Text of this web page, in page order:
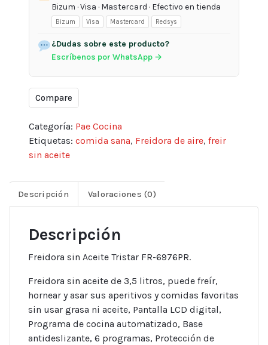
Bizum · Visa · Mastercard · Efectivo en tienda
Bizum Visa Mastercard Redsys
¿Dudas sobre este producto?
Escríbenos por WhatsApp →
Compare
Categoría: Pae Cocina
Etiquetas: comida sana, Freidora de aire, freir
sin aceite
Descripción Valoraciones (0)
Descripción
Freidora sin Aceite Tristar FR-6976PR.
Freidora sin aceite de 3,5 litros, puede freír,
hornear y asar sus aperitivos y comidas favoritas
sin usar grasa ni aceite, Pantalla LCD digital,
Programa de cocina automatizado, Base
antideslizante, 6 programas, Protección de